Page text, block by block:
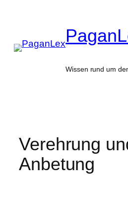
Wissen rund um
Verehrung
Anbetung